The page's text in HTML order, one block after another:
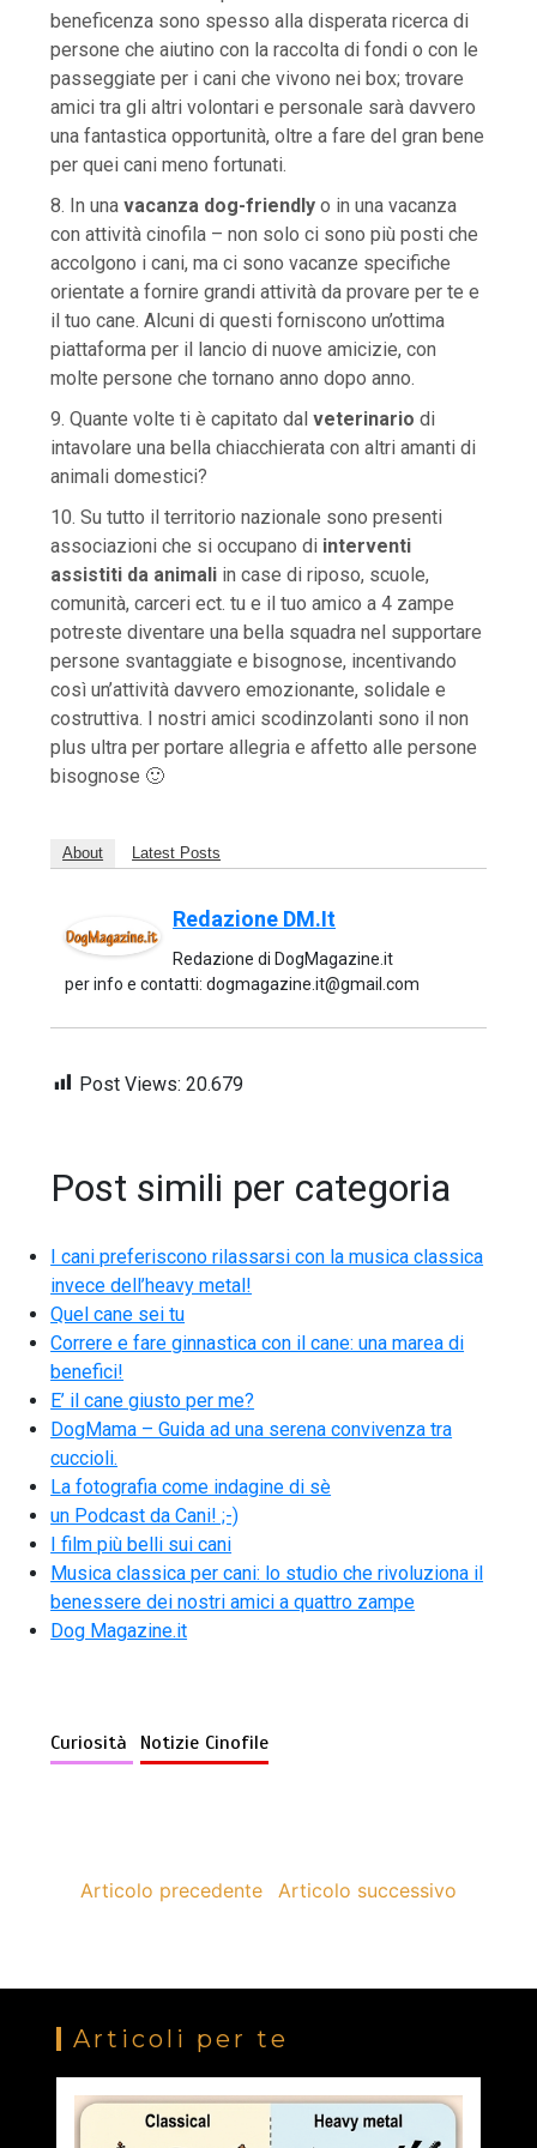
beneficenza sono spesso alla disperata ricerca di
persone che aiutino con la raccolta di fondi o con le
passeggiate per i cani che vivono nei box; trovare
amici tra gli altri volontari e personale sarà davvero
una fantastica opportunità, oltre a fare del gran bene
per quei cani meno fortunati.
8. In unavacanza dog-friendly o in una vacanza
con attività cinofila – non solo ci sono più posti che
accolgono i cani, ma ci sono vacanze specifiche
orientate a fornire grandi attività da provare per te e
il tuo cane. Alcuni di questi forniscono un’ottima
piattaforma per il lancio di nuove amicizie, con
molte persone che tornano anno dopo anno.
9. Quante volte ti è capitato dalveterinario di
intavolare una bella chiacchierata con altri amanti di
animali domestici?
10. Su tutto il territorio nazionale sono presenti
associazioni che si occupano di interventi
assistiti da animali in case di riposo, scuole,
comunità, carceri ect. tu e il tuo amico a 4 zampe
potreste diventare una bella squadra nel supportare
persone svantaggiate e bisognose, incentivando
così un’attività davvero emozionante, solidale e
costruttiva. I nostri amici scodinzolanti sono il non
plus ultra per portare allegria e affetto alle persone
bisognose 🙂
About Latest Posts
Redazione DM.it
Redazione di DogMagazine.it
per info e contatti: dogmagazine.it@gmail.com
Post Views: 20.679
Post simili per categoria
I cani preferiscono rilassarsi con la musica classica
invece dell’heavy metal!
Quel cane sei tu
Correre e fare ginnastica con il cane: una marea di
benefici!
E’ il cane giusto per me?
DogMama – Guida ad una serena convivenza tra
cuccioli.
La fotografia come indagine di sè
un Podcast da Cani! ;-)
I film più belli sui cani
Musica classica per cani: lo studio che rivoluziona il
benessere dei nostri amici a quattro zampe
Dog Magazine.it
Curiosità Notizie Cinofile
Articolo precedente Articolo successivo
Articoli per te